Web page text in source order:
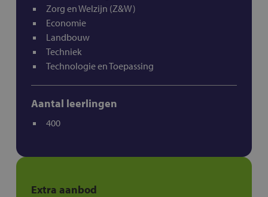
Zorg en Welzijn (Z&W)
Economie
Landbouw
Techniek
Technologie en Toepassing
Aantal leerlingen
400
Extra aanbod